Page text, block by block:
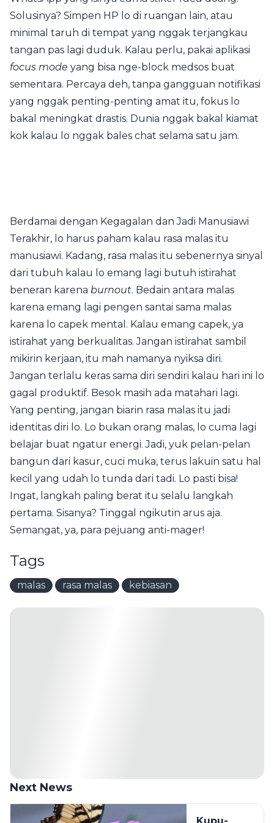
Solusinya? Simpen HP lo di ruangan lain, atau
minimal taruh di tempat yang nggak terjangkau
tangan pas lagi duduk. Kalau perlu, pakai aplikasi
focus mode yang bisa nge-block medsos buat
sementara. Percaya deh, tanpa gangguan notifikasi
yang nggak penting-penting amat itu, fokus lo
bakal meningkat drastis. Dunia nggak bakal kiamat
kok kalau lo nggak bales chat selama satu jam.
Berdamai dengan Kegagalan dan Jadi Manusiawi
Terakhir, lo harus paham kalau rasa malas itu
manusiawi. Kadang, rasa malas itu sebenernya sinyal
dari tubuh kalau lo emang lagi butuh istirahat
beneran karena burnout. Bedain antara malas
karena emang lagi pengen santai sama malas
karena lo capek mental. Kalau emang capek, ya
istirahat yang berkualitas. Jangan istirahat sambil
mikirin kerjaan, itu mah namanya nyiksa diri.
Jangan terlalu keras sama diri sendiri kalau hari ini lo
gagal produktif. Besok masih ada matahari lagi.
Yang penting, jangan biarin rasa malas itu jadi
identitas diri lo. Lo bukan orang malas, lo cuma lagi
belajar buat ngatur energi. Jadi, yuk pelan-pelan
bangun dari kasur, cuci muka, terus lakuin satu hal
kecil yang udah lo tunda dari tadi. Lo pasti bisa!
Ingat, langkah paling berat itu selalu langkah
pertama. Sisanya? Tinggal ngikutin arus aja.
Semangat, ya, para pejuang anti-mager!
Tags
malas rasa malas kebiasan
Next News